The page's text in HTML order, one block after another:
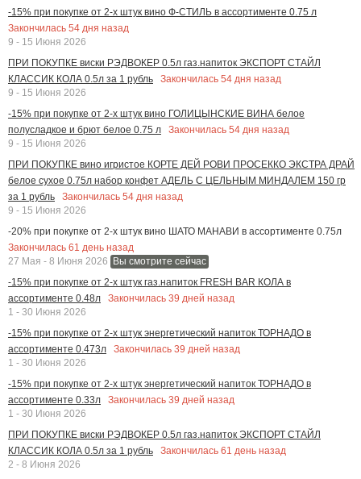
-15% при покупке от 2-х штук вино Ф-СТИЛЬ в ассортименте 0.75 л
Закончилась 54 дня назад
9 - 15 Июня 2026
ПРИ ПОКУПКЕ виски РЭДВОКЕР 0.5л газ.напиток ЭКСПОРТ СТАЙЛ
КЛАССИК КОЛА 0.5л за 1 рубль
Закончилась 54 дня назад
9 - 15 Июня 2026
-15% при покупке от 2-х штук вино ГОЛИЦЫНСКИЕ ВИНА белое
полусладкое и брют белое 0.75 л
Закончилась 54 дня назад
9 - 15 Июня 2026
ПРИ ПОКУПКЕ вино игристое КОРТЕ ДЕЙ РОВИ ПРОСЕККО ЭКСТРА ДРАЙ
белое сухое 0.75л набор конфет АДЕЛЬ С ЦЕЛЬНЫМ МИНДАЛЕМ 150 гр
за 1 рубль
Закончилась 54 дня назад
9 - 15 Июня 2026
-20% при покупке от 2-х штук вино ШАТО МАНАВИ в ассортименте 0.75л
Закончилась 61 день назад
27 Мая - 8 Июня 2026
Вы смотрите сейчас
-15% при покупке от 2-х штук газ.напиток FRESH BAR КОЛА в
ассортименте 0.48л
Закончилась 39 дней назад
1 - 30 Июня 2026
-15% при покупке от 2-х штук энергетический напиток ТОРНАДО в
ассортименте 0.473л
Закончилась 39 дней назад
1 - 30 Июня 2026
-15% при покупке от 2-х штук энергетический напиток ТОРНАДО в
ассортименте 0.33л
Закончилась 39 дней назад
1 - 30 Июня 2026
ПРИ ПОКУПКЕ виски РЭДВОКЕР 0.5л газ.напиток ЭКСПОРТ СТАЙЛ
КЛАССИК КОЛА 0.5л за 1 рубль
Закончилась 61 день назад
2 - 8 Июня 2026